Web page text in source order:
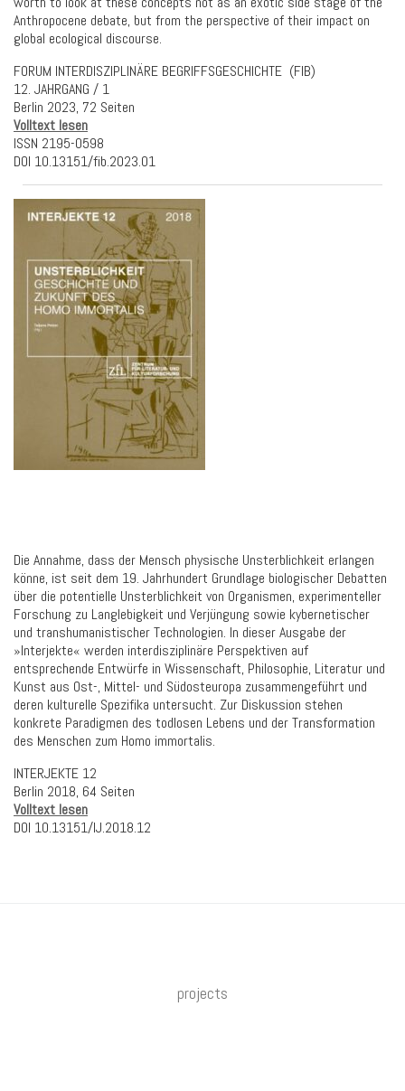
Anthropocene debate, but from the perspective of their impact on
global ecological discourse.
FORUM INTERDISZIPLINÄRE BEGRIFFSGESCHICHTE (FIB)
12. JAHRGANG / 1
Berlin 2023, 72 Seiten
Volltext lesen
ISSN 2195-0598
DOI 10.13151/fib.2023.01
Die Annahme, dass der Mensch physische Unsterblichkeit erlangen
könne, ist seit dem 19. Jahrhundert Grundlage biologischer Debatten
über die potentielle Unsterblichkeit von Organismen, experimenteller
Forschung zu Langlebigkeit und Verjüngung sowie kybernetischer
und transhumanistischer Technologien. In dieser Ausgabe der
»Interjekte« werden interdisziplinäre Perspektiven auf
entsprechende Entwürfe in Wissenschaft, Philosophie, Literatur und
Kunst aus Ost-, Mittel- und Südosteuropa zusammengeführt und
deren kulturelle Spezifika untersucht. Zur Diskussion stehen
konkrete Paradigmen des todlosen Lebens und der Transformation
des Menschen zum Homo immortalis.
INTERJEKTE 12
Berlin 2018, 64 Seiten
Volltext lesen
DOI 10.13151/IJ.2018.12
projects